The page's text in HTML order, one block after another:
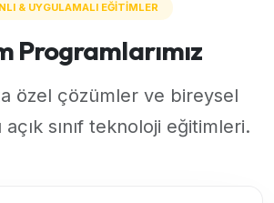
& UYGULAMALI EĞİTİMLER
Programlarımız
özel çözümler ve bireysel
açık sınıf teknoloji eğitimleri.